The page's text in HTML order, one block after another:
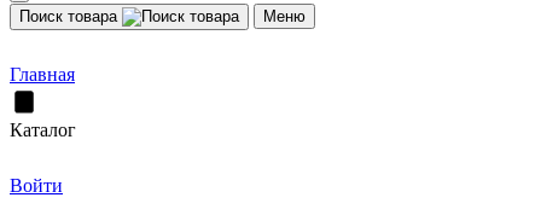
Поиск товара Меню
Главная
Каталог
Войти